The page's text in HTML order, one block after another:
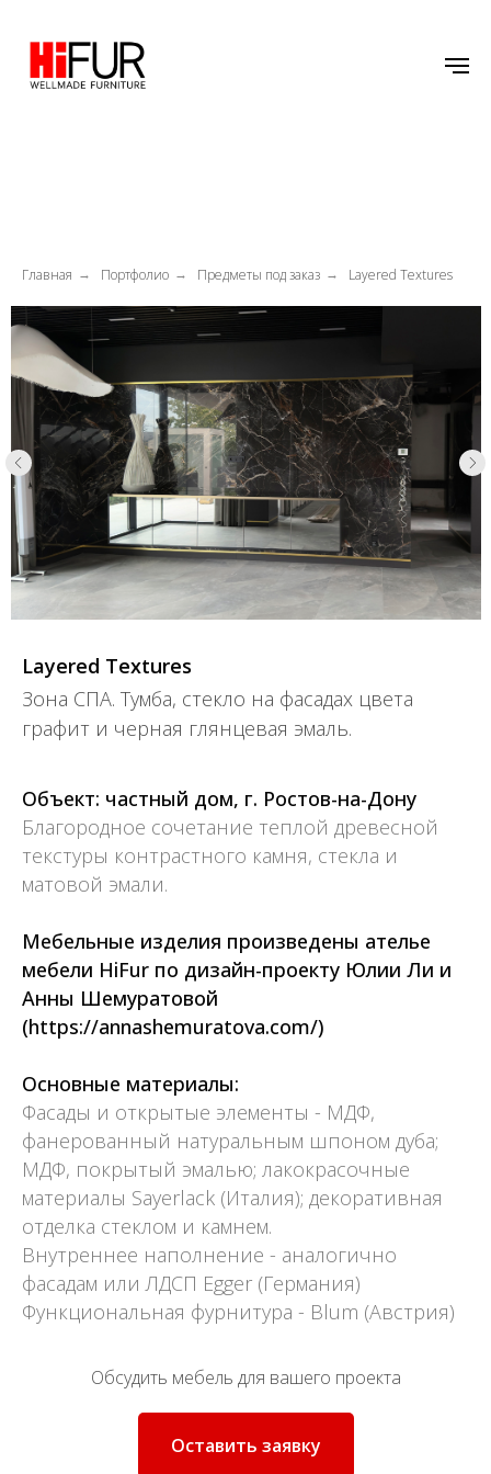
Главная → Портфолио → Предметы под заказ → Layered Textures
Layered Textures
Зона СПА. Тумба, стекло на фасадах цвета
графит и черная глянцевая эмаль.
Объект: частный дом, г. Ростов-на-Дону
Благородное сочетание теплой древесной
текстуры контрастного камня, стекла и
матовой эмали.
Мебельные изделия произведены ателье
мебели HiFur по дизайн-проекту Юлии Ли и
Анны Шемуратовой
(https://annashemuratova.com/)
Основные материалы:
Фасады и открытые элементы - МДФ,
фанерованный натуральным шпоном дуба;
МДФ, покрытый эмалью; лакокрасочные
материалы Sayerlack (Италия); декоративная
отделка стеклом и камнем.
Внутреннее наполнение - аналогично
фасадам или ЛДСП Egger (Германия)
Функциональная фурнитура - Blum (Австрия)
Обсудить мебель для вашего проекта
Оставить заявку